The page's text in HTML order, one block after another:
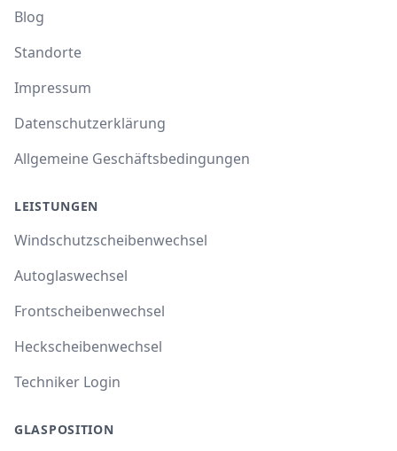
Blog
Standorte
Impressum
Datenschutzerklärung
Allgemeine Geschäftsbedingungen
LEISTUNGEN
Windschutzscheibenwechsel
Autoglaswechsel
Frontscheibenwechsel
Heckscheibenwechsel
Techniker Login
GLASPOSITION